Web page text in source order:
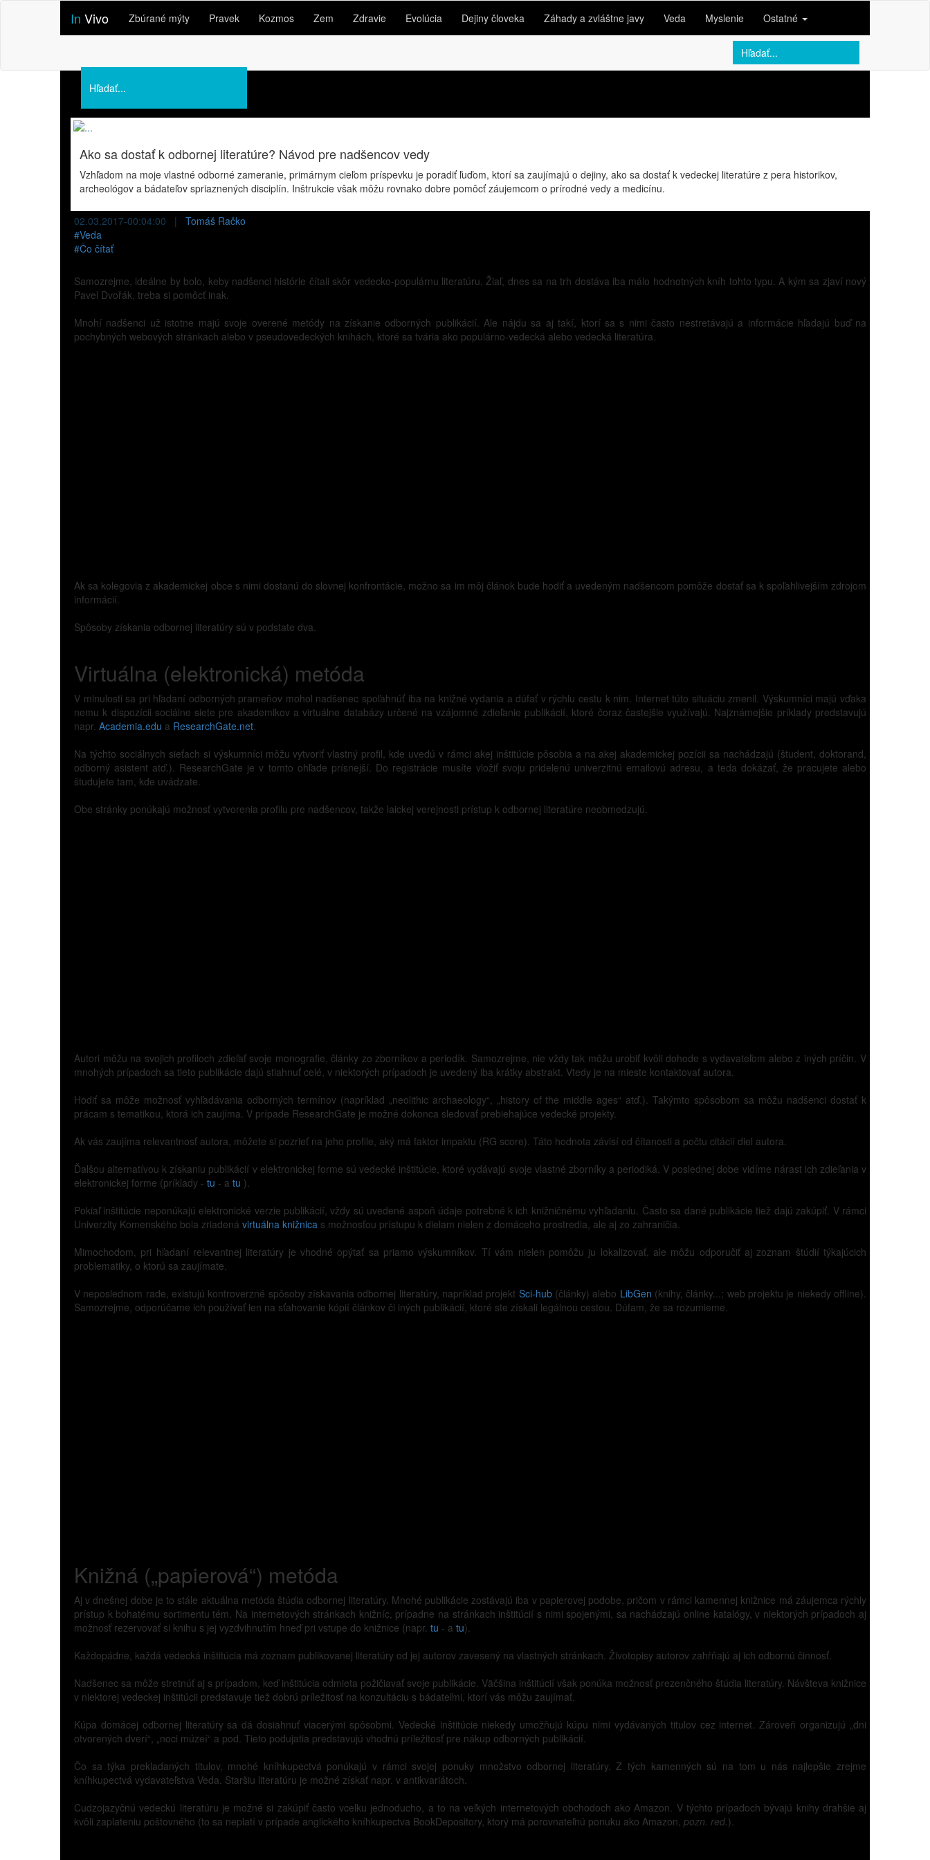
In Vivo Zbúrané mýty Pravek Kozmos Zem Zdravie Evolúcia Dejiny človeka Záhady a zvláštne javy Veda Myslenie Ostatné
Podporte nás
O nás
Prednášky
Ako sa dostať k odbornej literatúre? Návod pre nadšencov vedy
Vzhľadom na moje vlastné odborné zameranie, primárnym cieľom príspevku je poradiť ľuďom, ktorí sa zaujímajú o dejiny, ako sa dostať k vedeckej literatúre z pera historikov,
archeológov a bádateľov spriaznených disciplín. Inštrukcie však môžu rovnako dobre pomôcť záujemcom o prírodné vedy a medicínu.
02.03.2017-00:04:00 | Tomáš Račko
#Veda
#Čo čítať
Samozrejme, ideálne by bolo, keby nadšenci histórie čítali skôr vedecko-populárnu literatúru. Žiaľ, dnes sa na trh dostáva iba málo hodnotných kníh tohto typu. A kým sa zjaví nový
Pavel Dvořák, treba si pomôcť inak.
Mnohí nadšenci už istotne majú svoje overené metódy na získanie odborných publikácií. Ale nájdu sa aj takí, ktorí sa s nimi často nestretávajú a informácie hľadajú buď na
pochybných webových stránkach alebo v pseudovedeckých knihách, ktoré sa tvária ako populárno-vedecká alebo vedecká literatúra.
Ak sa kolegovia z akademickej obce s nimi dostanú do slovnej konfrontácie, možno sa im môj článok bude hodiť a uvedeným nadšencom pomôže dostať sa k spoľahlivejším zdrojom
informácií.
Spôsoby získania odbornej literatúry sú v podstate dva.
Virtuálna (elektronická) metóda
V minulosti sa pri hľadaní odborných prameňov mohol nadšenec spoľahnúť iba na knižné vydania a dúfať v rýchlu cestu k nim. Internet túto situáciu zmenil. Výskumníci majú vďaka
nemu k dispozícii sociálne siete pre akademikov a virtuálne databázy určené na vzájomné zdieľanie publikácií, ktoré čoraz častejšie využívajú. Najznámejšie príklady predstavujú
napr. Academia.edu a ResearchGate.net.
Na týchto sociálnych sieťach si výskumníci môžu vytvoriť vlastný profil, kde uvedú v rámci akej inštitúcie pôsobia a na akej akademickej pozícii sa nachádzajú (študent, doktorand,
odborný asistent atď.). ResearchGate je v tomto ohľade prísnejší. Do registrácie musíte vložiť svoju pridelenú univerzitnú emailovú adresu, a teda dokázať, že pracujete alebo
študujete tam, kde uvádzate.
Obe stránky ponúkajú možnosť vytvorenia profilu pre nadšencov, takže laickej verejnosti prístup k odbornej literatúre neobmedzujú.
Autori môžu na svojich profiloch zdieľať svoje monografie, články zo zborníkov a periodík. Samozrejme, nie vždy tak môžu urobiť kvôli dohode s vydavateľom alebo z iných príčin. V
mnohých prípadoch sa tieto publikácie dajú stiahnuť celé, v niektorých prípadoch je uvedený iba krátky abstrakt. Vtedy je na mieste kontaktovať autora.
Hodiť sa môže možnosť vyhľadávania odborných termínov (napríklad „neolithic archaeology“, „history of the middle ages“ atď.). Takýmto spôsobom sa môžu nadšenci dostať k
prácam s tematikou, ktorá ich zaujíma. V prípade ResearchGate je možné dokonca sledovať prebiehajúce vedecké projekty.
Ak vás zaujíma relevantnosť autora, môžete si pozrieť na jeho profile, aký má faktor impaktu (RG score). Táto hodnota závisí od čítanosti a počtu citácií diel autora.
Ďalšou alternatívou k získaniu publikácií v elektronickej forme sú vedecké inštitúcie, ktoré vydávajú svoje vlastné zborníky a periodiká. V poslednej dobe vidíme nárast ich zdieľania v
elektronickej forme (príklady - tu - a tu ).
Pokiaľ inštitúcie neponúkajú elektronické verzie publikácií, vždy sú uvedené aspoň údaje potrebné k ich knižničnému vyhľadaniu. Často sa dané publikácie tiež dajú zakúpiť. V rámci
Univerzity Komenského bola zriadená virtuálna knižnica s možnosťou prístupu k dielam nielen z domáceho prostredia, ale aj zo zahraničia.
Mimochodom, pri hľadaní relevantnej literatúry je vhodné opýtať sa priamo výskumníkov. Tí vám nielen pomôžu ju lokalizovať, ale môžu odporučiť aj zoznam štúdií týkajúcich
problematiky, o ktorú sa zaujímate.
V neposlednom rade, existujú kontroverzné spôsoby získavania odbornej literatúry, napríklad projekt Sci-hub(články) alebo LibGen (knihy, články...; web projektu je niekedy offline).
Samozrejme, odporúčame ich používať len na sťahovanie kópií článkov či iných publikácií, ktoré ste získali legálnou cestou. Dúfam, že sa rozumieme.
Knižná („papierová“) metóda
Aj v dnešnej dobe je to stále aktuálna metóda štúdia odbornej literatúry. Mnohé publikácie zostávajú iba v papierovej podobe, pričom v rámci kamennej knižnice má záujemca rýchly
prístup k bohatému sortimentu tém. Na internetových stránkach knižníc, prípadne na stránkach inštitúcií s nimi spojenými, sa nachádzajú online katalógy, v niektorých prípadoch aj
možnosť rezervovať si knihu s jej vyzdvihnutím hneď pri vstupe do knižnice (napr. tu - a tu).
Každopádne, každá vedecká inštitúcia má zoznam publikovanej literatúry od jej autorov zavesený na vlastných stránkach. Životopisy autorov zahŕňajú aj ich odbornú činnosť.
Nadšenec sa môže stretnúť aj s prípadom, keď inštitúcia odmieta požičiavať svoje publikácie. Väčšina inštitúcií však ponúka možnosť prezenčného štúdia literatúry. Návšteva knižnice
v niektorej vedeckej inštitúcii predstavuje tiež dobrú príležitosť na konzultáciu s bádateľmi, ktorí vás môžu zaujímať.
Kúpa domácej odbornej literatúry sa dá dosiahnuť viacerými spôsobmi. Vedecké inštitúcie niekedy umožňujú kúpu nimi vydávaných titulov cez internet. Zároveň organizujú „dni
otvorených dverí“, „noci múzeí“ a pod. Tieto podujatia predstavujú vhodnú príležitosť pre nákup odborných publikácií.
Čo sa týka prekladaných titulov, mnohé kníhkupectvá ponúkajú v rámci svojej ponuky množstvo odbornej literatúry. Z tých kamenných sú na tom u nás najlepšie zrejme
kníhkupectvá vydavateľstva Veda. Staršiu literatúru je možné získať napr. v antikvariátoch.
Cudzojazyčnú vedeckú literatúru je možné si zakúpiť často vcelku jednoducho, a to na veľkých internetových obchodoch ako Amazon. V týchto prípadoch bývajú knihy drahšie aj
kvôli zaplateniu poštovného (to sa neplatí v prípade anglického kníhkupectva BookDepository, ktorý má porovnateľnú ponuku ako Amazon, pozn. red.).